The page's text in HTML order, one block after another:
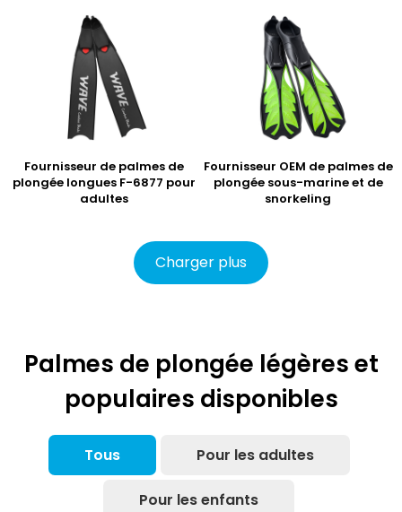
Fournisseur de palmes de
plongée longues F-6877 pour
adultes
Fournisseur OEM de palmes de
plongée sous-marine et de
snorkeling
Charger plus
Palmes de plongée légères et
populaires disponibles
Tous Pour les adultes
Pour les enfants